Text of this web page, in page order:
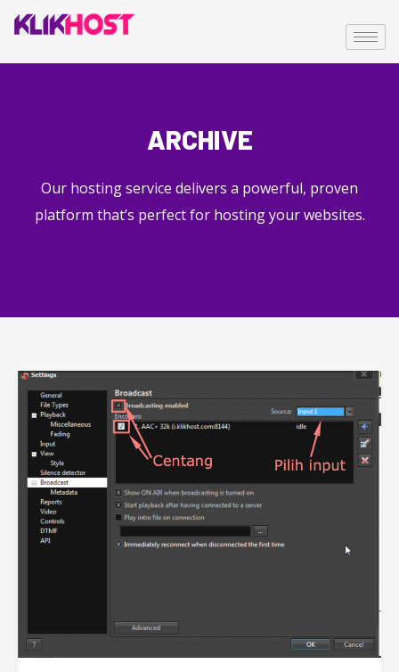
ARCHIVE
Our hosting service delivers a powerful, proven
platform that’s perfect for hosting your websites.